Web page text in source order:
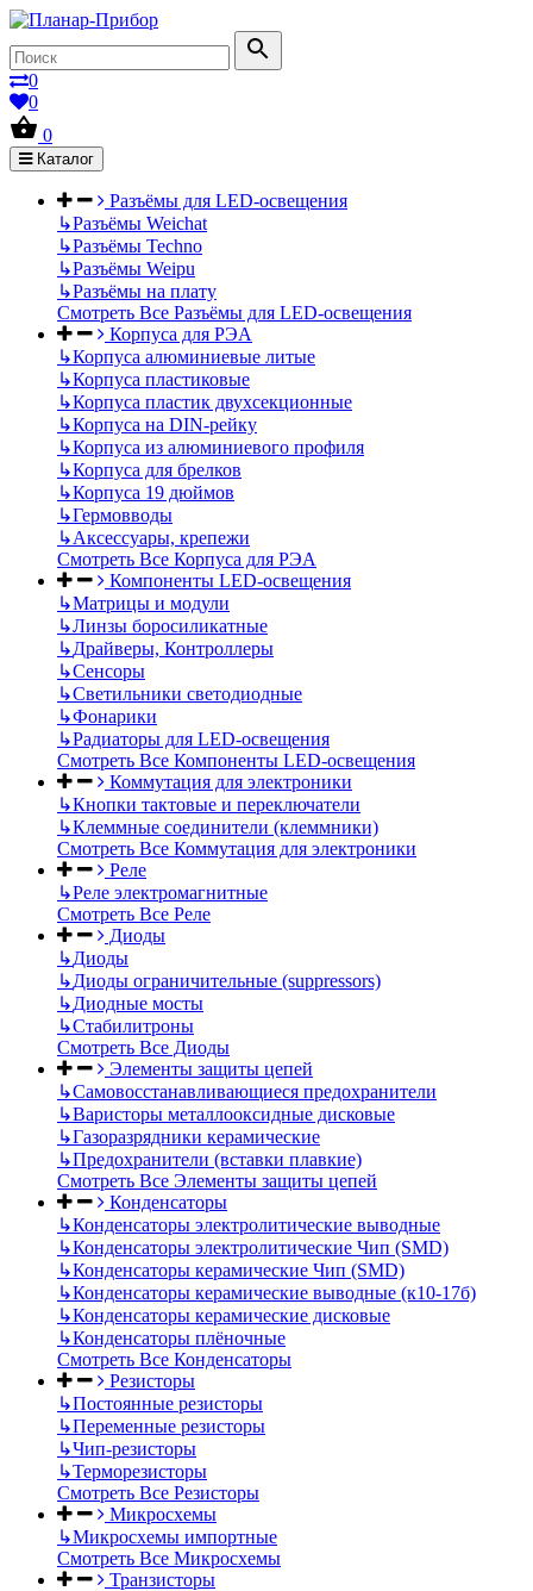
0
0
0
Каталог
Разъёмы для LED-освещения
↳Разъёмы Weichat
↳Разъёмы Techno
↳Разъёмы Weipu
↳Разъёмы на плату
Смотреть Все Разъёмы для LED-освещения
Корпуса для РЭА
↳Корпуса алюминиевые литые
↳Корпуса пластиковые
↳Корпуса пластик двухсекционные
↳Корпуса на DIN-рейку
↳Корпуса из алюминиевого профиля
↳Корпуса для брелков
↳Корпуса 19 дюймов
↳Гермовводы
↳Аксессуары, крепежи
Смотреть Все Корпуса для РЭА
Компоненты LED-освещения
↳Матрицы и модули
↳Линзы боросиликатные
↳Драйверы, Контроллеры
↳Сенсоры
↳Светильники светодиодные
↳Фонарики
↳Радиаторы для LED-освещения
Смотреть Все Компоненты LED-освещения
Коммутация для электроники
↳Кнопки тактовые и переключатели
↳Клеммные соединители (клеммники)
Смотреть Все Коммутация для электроники
Реле
↳Реле электромагнитные
Смотреть Все Реле
Диоды
↳Диоды
↳Диоды ограничительные (suppressors)
↳Диодные мосты
↳Стабилитроны
Смотреть Все Диоды
Элементы защиты цепей
↳Самовосстанавливающиеся предохранители
↳Варисторы металлооксидные дисковые
↳Газоразрядники керамические
↳Предохранители (вставки плавкие)
Смотреть Все Элементы защиты цепей
Конденсаторы
↳Конденсаторы электролитические выводные
↳Конденсаторы электролитические Чип (SMD)
↳Конденсаторы керамические Чип (SMD)
↳Конденсаторы керамические выводные (к10-17б)
↳Конденсаторы керамические дисковые
↳Конденсаторы плёночные
Смотреть Все Конденсаторы
Резисторы
↳Постоянные резисторы
↳Переменные резисторы
↳Чип-резисторы
↳Терморезисторы
Смотреть Все Резисторы
Микросхемы
↳Микросхемы импортные
Смотреть Все Микросхемы
Транзисторы